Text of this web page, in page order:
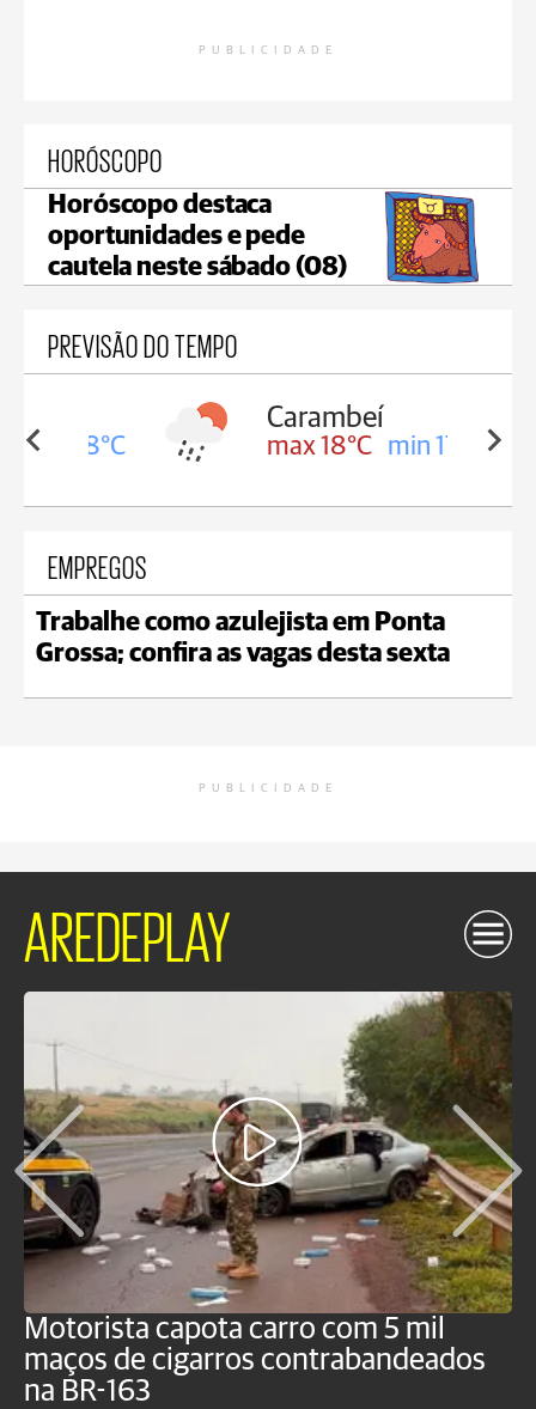
PUBLICIDADE
HORÓSCOPO
Horóscopo destaca
oportunidades e pede
cautela neste sábado (08)
PREVISÃO DO TEMPO
18°C
Carambeí
max 18°C min 17°C
EMPREGOS
Trabalhe como azulejista em Ponta
Grossa; confira as vagas desta sexta
PUBLICIDADE
AREDEPLAY
Motorista capota carro com 5 mil
maços de cigarros contrabandeados
na BR-163